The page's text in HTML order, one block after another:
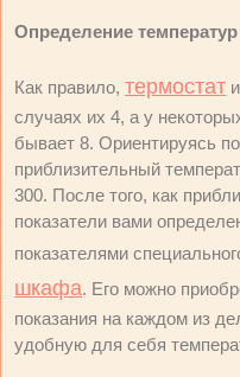
Определение
Как правило, термостат
случаях их 4, а у
бывает 8. Ориентируясь
приблизительный
300. После того, как
показатели вами
показателями
шкафа. Его можно
показания на каждом из
удобную для себя